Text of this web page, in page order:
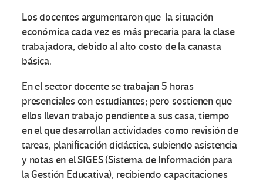
Los docentes argumentaron que la situación
económica cada vez es más precaria para la clase
trabajadora, debido al alto costo de la canasta
básica.
En el sector docente se trabajan 5 horas
presenciales con estudiantes; pero sostienen que
ellos llevan trabajo pendiente a sus casa, tiempo
en el que desarrollan actividades como revisión de
tareas, planificación didáctica, subiendo asistencia
y notas en el SIGES (Sistema de Información para
la Gestión Educativa), recibiendo capacitaciones